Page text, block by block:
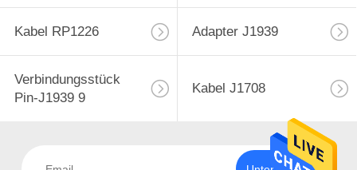
Kabel RP1226 Adapter J1939
Verbindungsstück
Pin-J1939 9
Kabel J1708